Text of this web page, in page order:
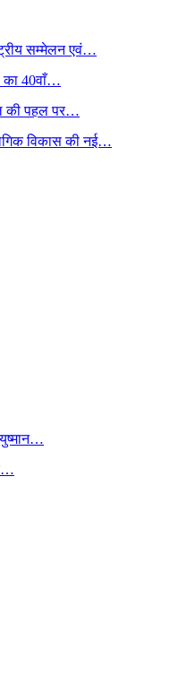
सम्मेलन एवं…
का 40वाँ…
की पहल पर…
विकास की नई…